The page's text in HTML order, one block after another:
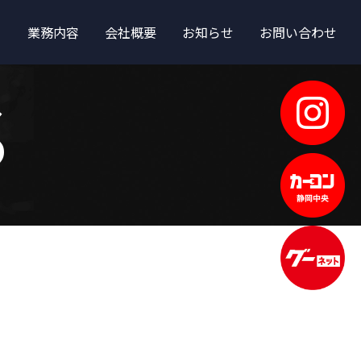
業務内容 会社概要 お知らせ お問い合わせ